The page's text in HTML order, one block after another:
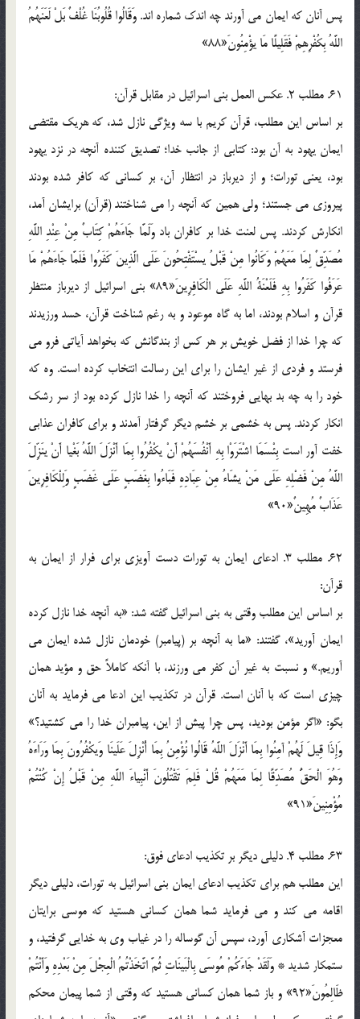
پس آنان که ايمان مي آورند چه اندک شماره اند. وَقَالُوا قُلُوبُنَا غُلْفٌ بَلْ لَعَنَهُمُ
اللَّهُ بِكُفْرِهِمْ فَقَلِيلًا مَا يؤْمِنُونَ«88»
61. مطلب 2. عکس العمل بني اسرائيل در مقابل قرآن:
بر اساس اين مطلب، قرآن کريم با سه ويژگي نازل شد، که هريک مقتضي
ايمان يهود به آن بود: کتابي از جانب خدا؛ تصديق کننده آنچه در نزد يهود
بود، يعني تورات؛ و از ديرباز در انتظار آن، بر کساني که کافر شده بودند
پيروزي مي جستند؛ ولي همين که آنچه را مي شناختند (قرآن) برايشان آمد،
انکارش کردند. پس لعنت خدا بر کافران باد وَلَمَّا جَاءَهُمْ كِتَابٌ مِنْ عِنْدِ اللَّهِ
مُصَدِّقٌ لِمَا مَعَهُمْ وَكَانُوا مِنْ قَبْلُ يسْتَفْتِحُونَ عَلَى الَّذِينَ كَفَرُوا فَلَمَّا جَاءَهُمْ مَا
عَرَفُوا كَفَرُوا بِهِ فَلَعْنَةُ اللَّهِ عَلَى الْكَافِرِينَ«89» بني اسرائيل از ديرباز منتظر
قرآن و اسلام بودند، اما به گاه موعود و به رغم شناخت قرآن، حسد ورزيدند
که چرا خدا از فضل خويش بر هر کس از بندگانش که بخواهد آياتي فرو مي
فرستد و فردي از غير ايشان را براي اين رسالت انتخاب کرده است. وه که
خود را به چه بد بهايي فروختند که آنچه را خدا نازل کرده بود از سر رشک
انکار کردند. پس به خشمي بر خشم ديگر گرفتار آمدند و براي کافران عذابي
خفت آور است بِئْسَمَا اشْتَرَوْا بِهِ أَنْفُسَهُمْ أَنْ يكْفُرُوا بِمَا أَنْزَلَ اللَّهُ بَغْيا أَنْ ينَزِّلَ
اللَّهُ مِنْ فَضْلِهِ عَلَى مَنْ يشَاءُ مِنْ عِبَادِهِ فَبَاءُوا بِغَضَبٍ عَلَى غَضَبٍ وَلِلْكَافِرِينَ
عَذَابٌ مُهِينٌ«90»
62. مطلب 3. ادعاي ايمان به تورات دست آويزي براي فرار از ايمان به
قرآن:
بر اساس اين مطلب وقتي به بني اسرائيل گفته شد: «به آنچه خدا نازل کرده
ايمان آوريد»، گفتند: «ما به آنچه بر (پيامبر) خودمان نازل شده ايمان مي
آوريم.» و نسبت به غير آن کفر مي ورزند، با آنکه کاملاً حق و مؤيد همان
چيزي است که با آنان است. قرآن در تکذيب اين ادعا مي فرمايد به آنان
بگو: «اگر مؤمن بوديد، پس چرا پيش از اين، پيامبران خدا را مي کشتيد؟»
وَإِذَا قِيلَ لَهُمْ آمِنُوا بِمَا أَنْزَلَ اللَّهُ قَالُوا نُؤْمِنُ بِمَا أُنْزِلَ عَلَينَا وَيكْفُرُونَ بِمَا وَرَاءَهُ
وَهُوَ الْحَقُّ مُصَدِّقًا لِمَا مَعَهُمْ قُلْ فَلِمَ تَقْتُلُونَ أَنْبِياءَ اللَّهِ مِنْ قَبْلُ إِنْ كُنْتُمْ
مُؤْمِنِينَ«91»
63. مطلب 4. دليلي ديگر بر تکذيب ادعاي فوق:
اين مطلب هم براي تکذيب ادعاي ايمان بني اسرائيل به تورات، دليلي ديگر
اقامه مي کند و مي فرمايد شما همان کساني هستيد که موسي برايتان
معجزات آشکاري آورد، سپس آن گوساله را در غياب وي به خدايي گرفتيد، و
ستمکار شديد * وَلَقَدْ جَاءَكُمْ مُوسَى بِالْبَينَاتِ ثُمَّ اتَّخَذْتُمُ الْعِجْلَ مِنْ بَعْدِهِ وَأَنْتُمْ
ظَالِمُونَ«92» و باز شما همان کساني هستيد که وقتي از شما پيمان محکم